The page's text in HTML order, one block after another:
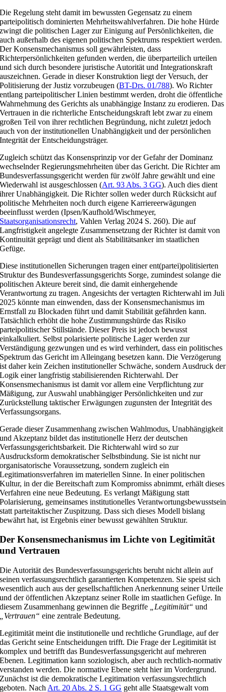
Die Regelung steht damit im bewussten Gegensatz zu einem
parteipolitisch dominierten Mehrheitswahlverfahren. Die hohe Hürde
zwingt die politischen Lager zur Einigung auf Persönlichkeiten, die
auch außerhalb des eigenen politischen Spektrums respektiert werden.
Der Konsensmechanismus soll gewährleisten, dass
Richterpersönlichkeiten gefunden werden, die überparteilich urteilen
und sich durch besondere juristische Autorität und Integrationskraft
auszeichnen. Gerade in dieser Konstruktion liegt der Versuch, der
Politisierung der Justiz vorzubeugen (BT-Drs. 01/788). Wo Richter
entlang parteipolitischer Linien bestimmt werden, droht die öffentliche
Wahrnehmung des Gerichts als unabhängige Instanz zu erodieren. Das
Vertrauen in die richterliche Entscheidungskraft lebt zwar zu einem
großen Teil von ihrer rechtlichen Begründung, nicht zuletzt jedoch
auch von der institutionellen Unabhängigkeit und der persönlichen
Integrität der Entscheidungsträger.
Zugleich schützt das Konsensprinzip vor der Gefahr der Dominanz
wechselnder Regierungsmehrheiten über das Gericht. Die Richter am
Bundesverfassungsgericht werden für zwölf Jahre gewählt und eine
Wiederwahl ist ausgeschlossen (Art. 93 Abs. 3 GG). Auch dies dient
ihrer Unabhängigkeit. Die Richter sollen weder durch Rücksicht auf
politische Mehrheiten noch durch eigene Karriereerwägungen
beeinflusst werden (Ipsen/Kaufhold/Wischmeyer,
Staatsorganisationsrecht, Vahlen Verlag 2024 S. 260). Die auf
Langfristigkeit angelegte Zusammensetzung der Richter ist damit von
Kontinuität geprägt und dient als Stabilitätsanker im staatlichen
Gefüge.
Diese institutionellen Sicherungen tragen einer ent(partei)politisierten
Struktur des Bundesverfassungsgerichts Sorge, zumindest solange die
politischen Akteure bereit sind, die damit einhergehende
Verantwortung zu tragen. Angesichts der vertagten Richterwahl im Juli
2025 könnte man einwenden, dass der Konsensmechanismus im
Ernstfall zu Blockaden führt und damit Stabilität gefährden kann.
Tatsächlich erhöht die hohe Zustimmungshürde das Risiko
parteipolitischer Stillstände. Dieser Preis ist jedoch bewusst
einkalkuliert. Selbst polarisierte politische Lager werden zur
Verständigung gezwungen und es wird verhindert, dass ein politisches
Spektrum das Gericht im Alleingang besetzen kann. Die Verzögerung
ist daher kein Zeichen institutioneller Schwäche, sondern Ausdruck der
Logik einer langfristig stabilisierenden Richterwahl. Der
Konsensmechanismus ist damit vor allem eine Verpflichtung zur
Mäßigung, zur Auswahl unabhängiger Persönlichkeiten und zur
Zurückstellung taktischer Erwägungen zugunsten der Integrität des
Verfassungsorgans.
Gerade dieser Zusammenhang zwischen Wahlmodus, Unabhängigkeit
und Akzeptanz bildet das institutionelle Herz der deutschen
Verfassungsgerichtsbarkeit. Die Richterwahl wird so zur
Ausdrucksform demokratischer Selbstbindung. Sie ist nicht nur
organisatorische Voraussetzung, sondern zugleich ein
Legitimationsverfahren im materiellen Sinne. In einer politischen
Kultur, in der die Bereitschaft zum Kompromiss abnimmt, erhält dieses
Verfahren eine neue Bedeutung. Es verlangt Mäßigung statt
Polarisierung, gemeinsames institutionelles Verantwortungsbewusstsein
statt parteitaktischer Zuspitzung. Dass sich dieses Modell bislang
bewährt hat, ist Ergebnis einer bewusst gewählten Struktur.
Der Konsensmechanismus im Lichte von Legitimität
und Vertrauen
Die Autorität des Bundesverfassungsgerichts beruht nicht allein auf
seinen verfassungsrechtlich garantierten Kompetenzen. Sie speist sich
wesentlich auch aus der gesellschaftlichen Anerkennung seiner Urteile
und der öffentlichen Akzeptanz seiner Rolle im staatlichen Gefüge. In
diesem Zusammenhang gewinnen die Begriffe
„Legitimität“ und
„Vertrauen“ eine zentrale Bedeutung.
Legitimität meint die institutionelle und rechtliche Grundlage, auf der
das Gericht seine Entscheidungen trifft. Die Frage der Legitimität ist
komplex und betrifft das Bundesverfassungsgericht auf mehreren
Ebenen. Legitimation kann soziologisch, aber auch rechtlich-normativ
verstanden werden. Die normative Ebene steht hier im Vordergrund.
Zunächst ist die demokratische Legitimation verfassungsrechtlich
geboten. Nach Art. 20 Abs. 2 S. 1 GG geht alle Staatsgewalt vom